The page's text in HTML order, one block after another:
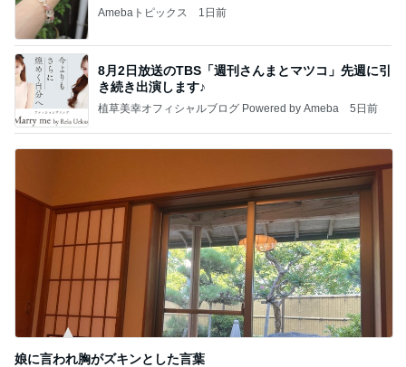
Amebaトピックス 1日前
8月2日放送のTBS「週刊さんまとマツコ」先週に引
き続き出演します♪
植草美幸オフィシャルブログ Powered by Ameba 5日前
娘に言われ胸がズキンとした言葉